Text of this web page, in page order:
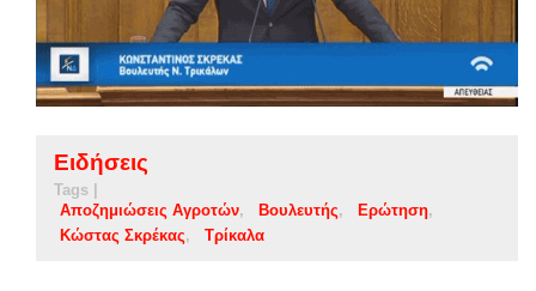
Ειδήσεις
Tags |
Αποζημιώσεις Αγροτών
Βουλευτής
Ερώτηση
Κώστας Σκρέκας
Τρίκαλα